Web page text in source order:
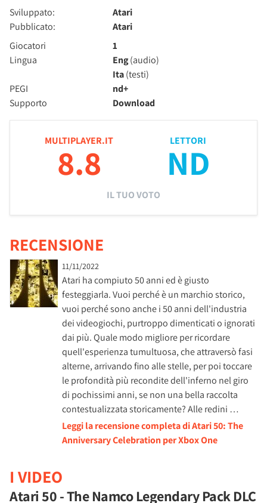
Sviluppato:
Atari
Pubblicato:
Atari
Giocatori
1
Lingua
Eng(audio)
Ita(testi)
PEGI
nd+
Supporto
Download
MULTIPLAYER.IT
8.8
LETTORI
ND
IL TUO VOTO
RECENSIONE
11/11/2022
Atari ha compiuto 50 anni ed è giusto
festeggiarla. Vuoi perché è un marchio storico,
vuoi perché sono anche i 50 anni dell'industria
dei videogiochi, purtroppo dimenticati o ignorati
dai più. Quale modo migliore per ricordare
quell'esperienza tumultuosa, che attraversò fasi
alterne, arrivando fino alle stelle, per poi toccare
le profondità più recondite dell'inferno nel giro
di pochissimi anni, se non una bella raccolta
contestualizzata storicamente? Alle redini …
Leggi la recensione completa di Atari 50: The
Anniversary Celebration per Xbox One
I VIDEO
Atari 50 - The Namco Legendary Pack DLC